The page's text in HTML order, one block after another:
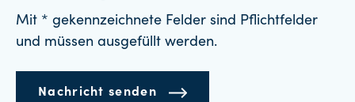
Mit * gekennzeichnete Felder sind Pflichtfelder
und müssen ausgefüllt werden.
Nachricht senden